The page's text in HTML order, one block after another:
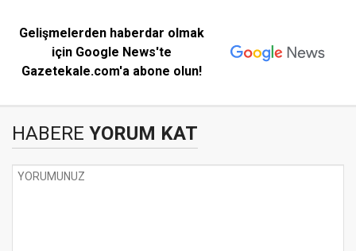
Gelişmelerden haberdar olmak
için Google News'te
Gazetekale.com'a abone olun!
HABERE YORUM KAT